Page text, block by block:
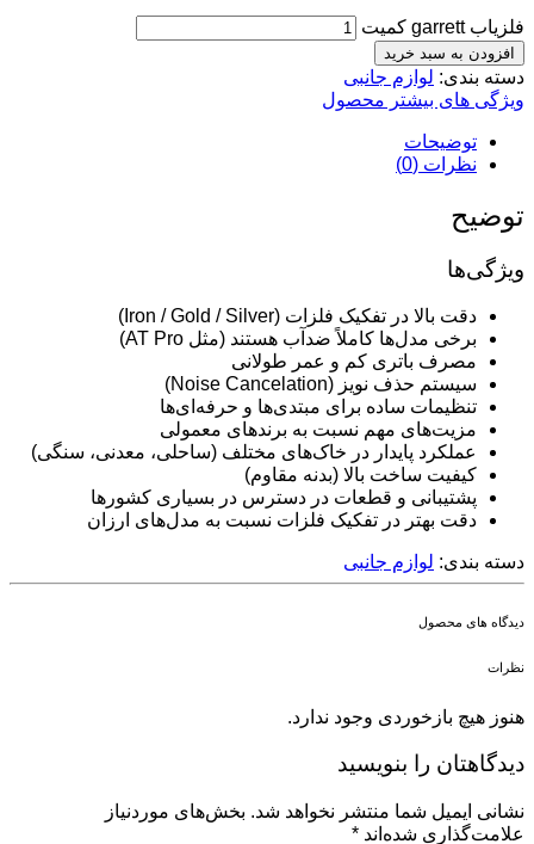
فلزیاب garrett کمیت
افزودن به سبد خرید
دسته بندی: لوازم جانبی
ویژگی های بیشتر محصول
توضیحات
نظرات (0)
توضیح
ویژگی‌ها
دقت بالا در تفکیک فلزات (Iron / Gold / Silver)
برخی مدل‌ها کاملاً ضدآب هستند (مثل AT Pro)
مصرف باتری کم و عمر طولانی
سیستم حذف نویز (Noise Cancelation)
تنظیمات ساده برای مبتدی‌ها و حرفه‌ای‌ها
مزیت‌های مهم نسبت به برندهای معمولی
عملکرد پایدار در خاک‌های مختلف (ساحلی، معدنی، سنگی)
کیفیت ساخت بالا (بدنه مقاوم)
پشتیبانی و قطعات در دسترس در بسیاری کشورها
دقت بهتر در تفکیک فلزات نسبت به مدل‌های ارزان
دسته بندی: لوازم جانبی
دیدگاه های محصول
نظرات
هنوز هیچ بازخوردی وجود ندارد.
دیدگاهتان را بنویسید
نشانی ایمیل شما منتشر نخواهد شد. بخش‌های موردنیاز
علامت‌گذاری شده‌اند *